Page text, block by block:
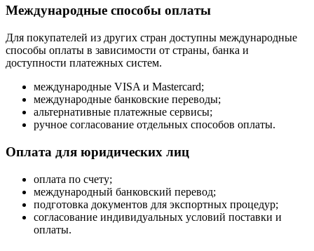
Международные способы оплаты
Для покупателей из других стран доступны международные
способы оплаты в зависимости от страны, банка и
доступности платежных систем.
международные VISA и Mastercard;
международные банковские переводы;
альтернативные платежные сервисы;
ручное согласование отдельных способов оплаты.
Оплата для юридических лиц
оплата по счету;
международный банковский перевод;
подготовка документов для экспортных процедур;
согласование индивидуальных условий поставки и
оплаты.